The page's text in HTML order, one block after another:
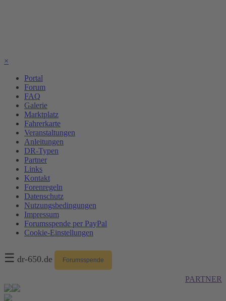
×
Portal
Forum
FAQ
Galerie
Marktplatz
Fahrerkarte
Veranstaltungen
Anleitungen
DR-Typen
Partner
Links
Kontakt
Forenregeln
Datenschutz
Nutzungsbedingungen
Impressum
Forumsspende per PayPal
Cookie-Einstellungen
☰ dr-650.de Forumsspende
PARTNER